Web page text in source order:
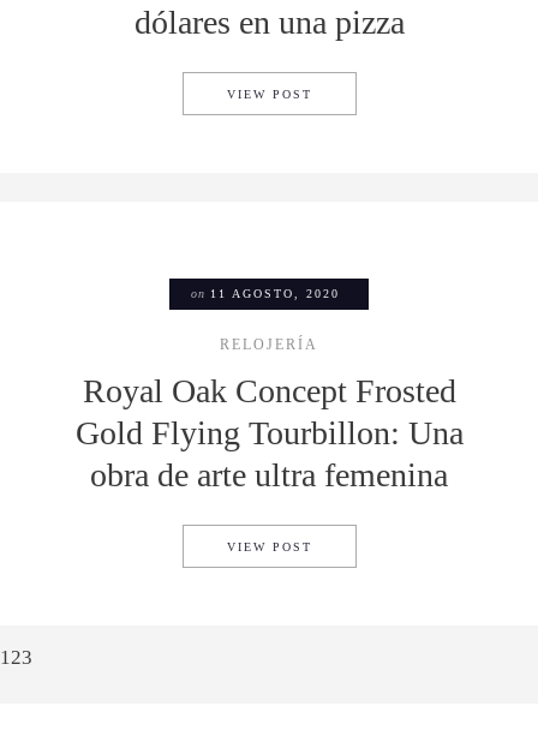
dólares en una pizza
VIEW POST
on 11 AGOSTO, 2020
RELOJERÍA
Royal Oak Concept Frosted
Gold Flying Tourbillon: Una
obra de arte ultra femenina
VIEW POST
123